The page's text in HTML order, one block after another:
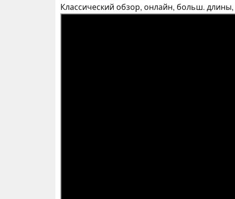
Классический обзор, онлайн, больш. длины,